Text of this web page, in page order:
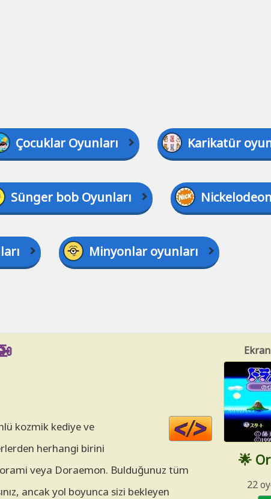
Çocuklar Oyunları Karikatür
Sünger bob Oyunları
Minyonlar oyunları
🌟
22
Code
HTML
kozmik kediye ve
herhangi birini
veya Doraemon. Bulduğunuz tüm
ancak yol boyunca sizi bekleyen